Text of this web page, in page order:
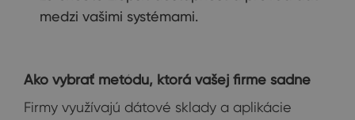
medzi vašimi systémami.
Ako vybrať metódu, ktorá vašej firme sadne
Firmy využívajú dátové sklady a aplikácie